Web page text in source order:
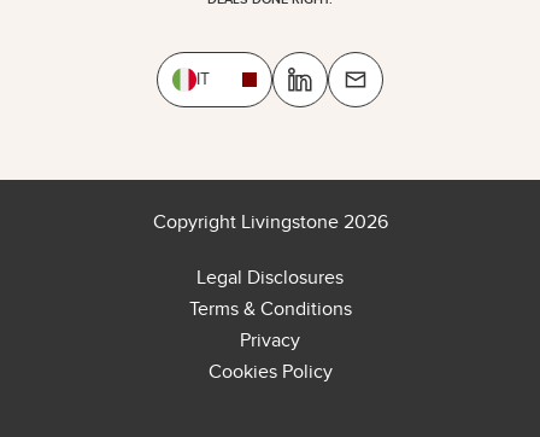
IT
Copyright Livingstone 2026
Legal Disclosures
Terms & Conditions
Privacy
Cookies Policy